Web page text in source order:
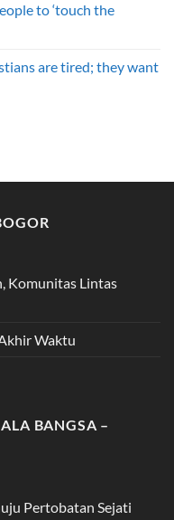
to ‘touch the
are tired; they want
Komunitas Lintas
Waktu
BANGSA –
Pertobatan Sejati